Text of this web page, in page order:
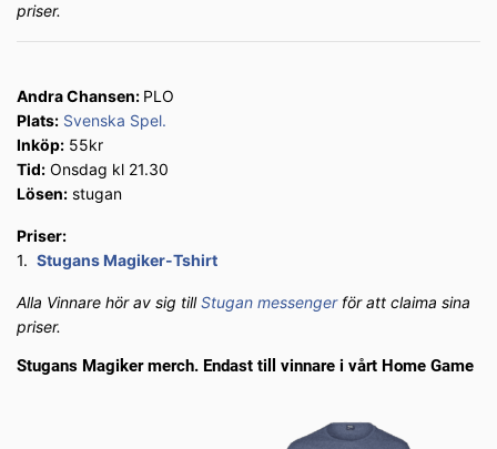
priser.
Andra Chansen: PLO
Plats: Svenska Spel.
Inköp: 55kr
Tid: Onsdag kl 21.30
Lösen: stugan
Priser:
1. Stugans Magiker-Tshirt
Alla Vinnare hör av sig tillStugan messengerför att claima sina
priser.
Stugans Magiker merch. Endast till vinnare i vårt Home Game